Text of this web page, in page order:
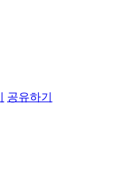
공유하기